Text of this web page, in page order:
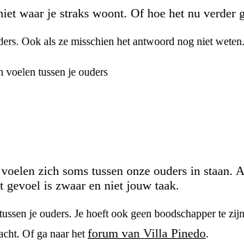
waar je straks woont. Of hoe het nu
Ook als ze misschien het antwoord nog niet
voelen tussen je ouders
zich soms tussen onze ouders in
gevoel is zwaar en niet jouw taak.
je ouders. Je hoeft ook geen boodschapper te
Of ga naar het forum van Villa Pinedo.